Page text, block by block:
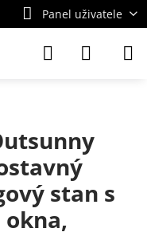
Panel uživatele
stan s